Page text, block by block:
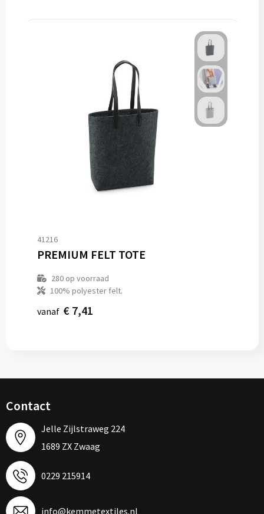
41216
PREMIUM FELT TOTE
280op voorraad
100% polyester felt.
vanaf € 7,41
Contact
Jelle Zijlstraweg 224
1689 ZX Zwaag
0229 215914
info@kemmetextiles.nl